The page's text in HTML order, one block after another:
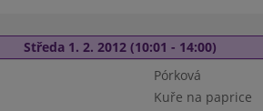
Středa 1. 2. 2012 (10:01 - 14:00)
Pórková
Kuře na paprice